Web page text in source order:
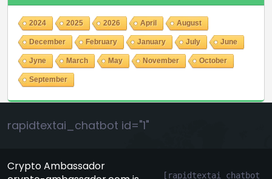
2024 2025 2026 April August
December February January July June
Jyne March May November October
September
rapidtextai_chatbot id="1"
Crypto Ambassador
[rapidtextai_chatbot